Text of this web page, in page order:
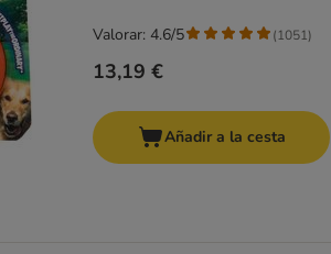
13,19 €
Valorar: 4.6/5 (1051)
Añadir a la cesta